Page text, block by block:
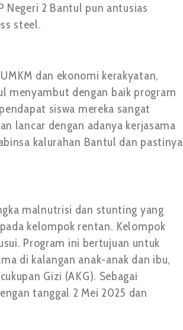
Negeri 2 Bantul pun antusias
steel.
dan ekonomi kerakyatan,
menyambut dengan baik program
siswa mereka sangat
lancar dengan adanya kerjasama
kalurahan Bantul dan pastinya
malnutrisi dan stunting yang
kelompok rentan. Kelompok
Program ini bertujuan untuk
di kalangan anak-anak dan ibu,
Gizi (AKG). Sebagai
tanggal 2 Mei 2025 dan